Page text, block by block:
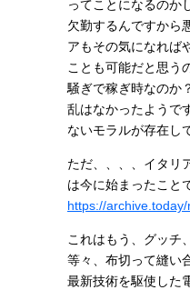
ってことになるのか
欠勤するんですから
アもその気になれば
ことも可能だと思う
騒ぎで稼ぎ時なのか
乱はなかったようで
ないモラルが存在し
ただ、、、、イタリ
は今に始まったこと
https://archive.today/
これはもう、グッチ
等々、布切って縫い
最新技術を駆使した